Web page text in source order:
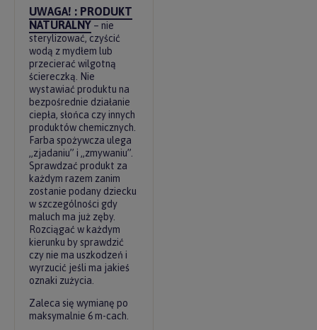
UWAGA! : PRODUKT
NATURALNY – nie
sterylizować, czyścić
wodą z mydłem lub
przecierać wilgotną
ściereczką. Nie
wystawiać produktu na
bezpośrednie działanie
ciepła, słońca czy innych
produktów chemicznych.
Farba spożywcza ulega
„zjadaniu” i „zmywaniu”.
Sprawdzać produkt za
każdym razem zanim
zostanie podany dziecku
w szczególności gdy
maluch ma już zęby.
Rozciągać w każdym
kierunku by sprawdzić
czy nie ma uszkodzeń i
wyrzucić jeśli ma jakieś
oznaki zużycia.
Zaleca się wymianę po
maksymalnie 6 m-cach.